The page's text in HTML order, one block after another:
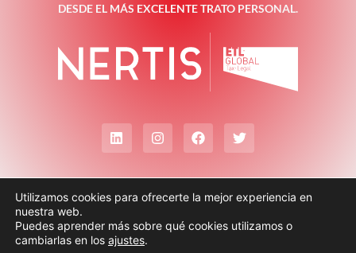
DESDE EL MÁS EXCELENTE TRATO PERSONAL.
© Todos los derechos reservados
Utilizamos cookies para ofrecerte la mejor experiencia en
nuestra web.
Puedes aprender más sobre qué cookies utilizamos o
cambiarlas en los ajustes.